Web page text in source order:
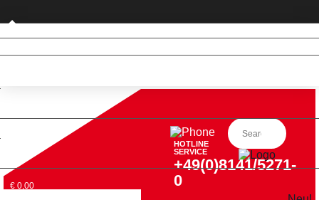
Privatkunde (nur DE)
€ 0,00
HOTLINE
SERVICE
+49(0)8141/5271-
0